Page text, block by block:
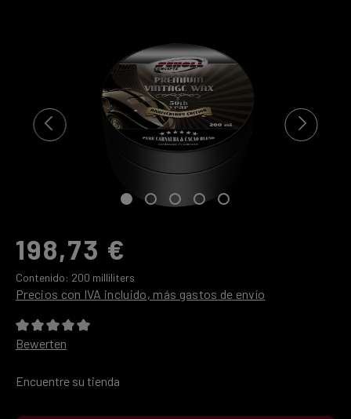
Omitir galería de imágenes
198,73 €
Contenido: 200 milliliters
Precios con IVA incluido, más gastos de envío
Calificación promedio de 0 de 5 estrellas
Bewerten
Encuentre su tienda